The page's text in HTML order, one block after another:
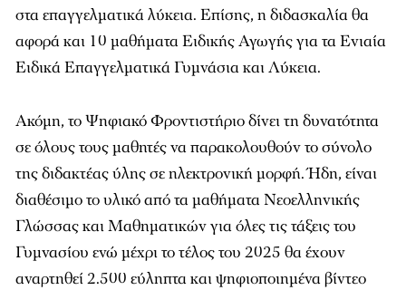
στα επαγγελματικά λύκεια. Επίσης, η διδασκαλία θα
αφορά και 10 μαθήματα Ειδικής Αγωγής για τα Ενιαία
Ειδικά Επαγγελματικά Γυμνάσια και Λύκεια.
Ακόμη, το Ψηφιακό Φροντιστήριο δίνει τη δυνατότητα
σε όλους τους μαθητές να παρακολουθούν το σύνολο
της διδακτέας ύλης σε ηλεκτρονική μορφή. Ήδη, είναι
διαθέσιμο το υλικό από τα μαθήματα Νεοελληνικής
Γλώσσας και Μαθηματικών για όλες τις τάξεις του
Γυμνασίου ενώ μέχρι το τέλος του 2025 θα έχουν
αναρτηθεί 2.500 εύληπτα και ψηφιοποιημένα βίντεο